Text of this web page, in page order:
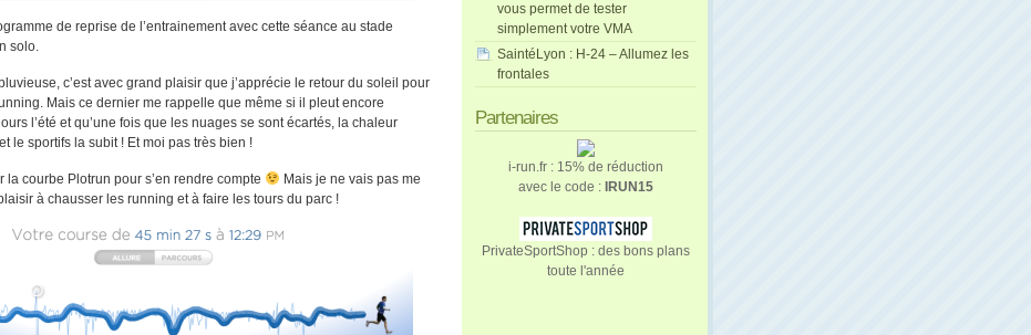
de reprise de l’entrainement avec cette séance au stade
solo.
c’est avec grand plaisir que j’apprécie le retour du soleil pour
Mais ce dernier me rappelle que même si il pleut encore
l’été et qu’une fois que les nuages se sont écartés, la chaleur
le sportifs la subit ! Et moi pas très bien !
la courbe Plotrun pour s’en rendre compte
Mais je ne vais pas me
à chausser les running et à faire les tours du parc !
vous permet de tester
simplement votre VMA
SaintéLyon : H-24 – Allumez les
frontales
Partenaires
i-run.fr : 15% de réduction
avec le code : IRUN15
PrivateSportShop : des bons plans
toute l'année